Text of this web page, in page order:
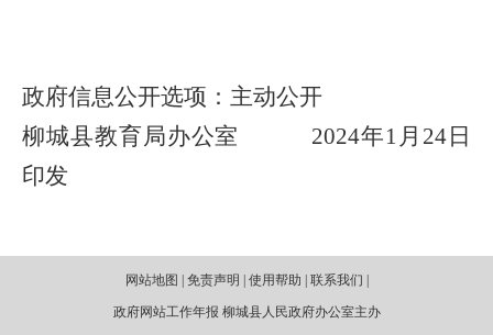
政府信息公开选项：主动公开
柳城县教育局办公室
2024年1月24日
印发
网站地图 | 免责声明 | 使用帮助 | 联系我们 |
政府网站工作年报 柳城县人民政府办公室主办